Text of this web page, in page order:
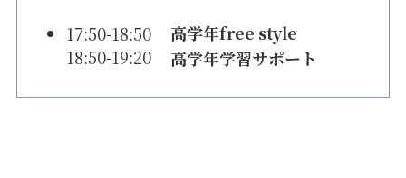
17:50-18:50
18:50-19:20
高学年free style
高学年学習サポート